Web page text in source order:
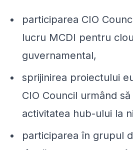
participarea CIO
lucru MCDI pentru
guvernamental,
sprijinirea proiectului
CIO Council urmând
activitatea hub-ului la
participarea în grupul